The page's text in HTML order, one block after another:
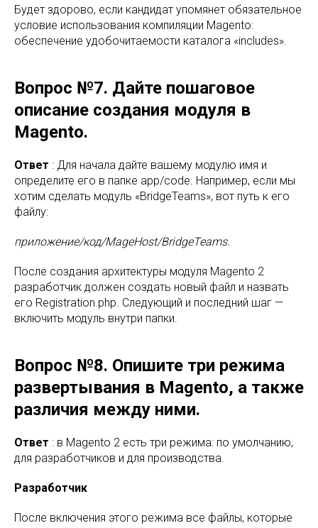
Будет здорово, если кандидат упомянет обязательное
условие использования компиляции Magento:
обеспечение удобочитаемости каталога «includes».
Вопрос №7. Дайте пошаговое
описание создания модуля в
Magento.
Ответ : Для начала дайте вашему модулю имя и
определите его в папке app/code. Например, если мы
хотим сделать модуль «BridgeTeams», вот путь к его
файлу:
приложение/код/MageHost/BridgeTeams.
После создания архитектуры модуля Magento 2
разработчик должен создать новый файл и назвать
его Registration.php. Следующий и последний шаг —
включить модуль внутри папки.
Вопрос №8. Опишите три режима
развертывания в Magento, а также
различия между ними.
Ответ : в Magento 2 есть три режима: по умолчанию,
для разработчиков и для производства.
Разработчик
После включения этого режима все файлы, которые